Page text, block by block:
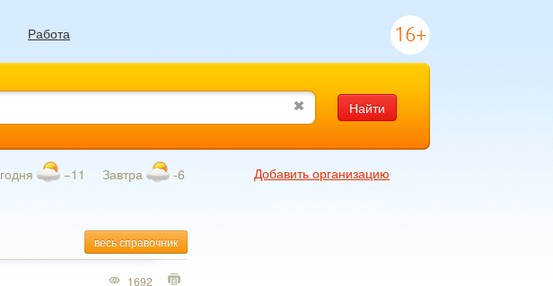
Работа 16+
Найти
−11 Завтра -6
Добавить организацию
весь справочник
1692